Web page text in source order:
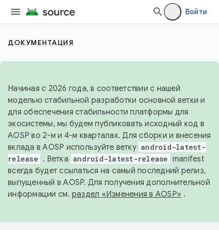
Войти
ДОКУМЕНТАЦИЯ
Начиная с 2026 года, в соответствии с нашей
моделью стабильной разработки основной ветки и
для обеспечения стабильности платформы для
экосистемы, мы будем публиковать исходный код в
AOSP во 2-м и 4-м кварталах. Для сборки и внесения
вклада в AOSP используйте ветку android-latest-
release . Ветка android-latest-release manifest
всегда будет ссылаться на самый последний релиз,
выпущенный в AOSP. Для получения дополнительной
информации см. раздел «Изменения в AOSP» .